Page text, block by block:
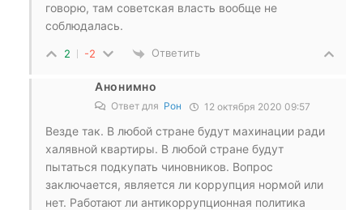
говорю, там советская власть вообще не
соблюдалась.
2 -2 Ответить
Анонимно
Ответ для Рон 12 октября 2020 09:57
Везде так. В любой стране будут махинации ради
халявной квартиры. В любой стране будут
пытаться подкупать чиновников. Вопрос
заключается, является ли коррупция нормой или
нет. Работают ли антикоррупционная политика